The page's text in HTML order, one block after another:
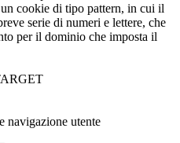
cookie di tipo pattern, in cui il
serie di numeri e lettere, che
per il dominio che imposta il
navigazione utente